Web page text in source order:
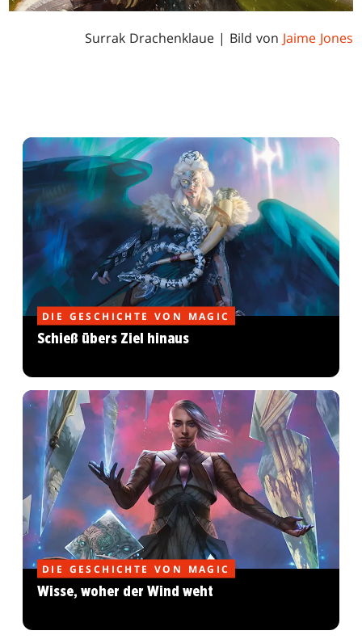
Surrak Drachenklaue | Bild von Jaime Jones
DIE GESCHICHTE VON MAGIC
Schieß übers Ziel hinaus
DIE GESCHICHTE VON MAGIC
Wisse, woher der Wind weht